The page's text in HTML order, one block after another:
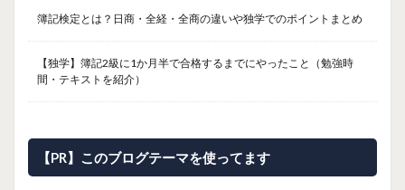
簿記検定とは？日商・全経・全商の違いや独学でのポイントまとめ
【独学】簿記2級に1か月半で合格するまでにやったこと（勉強時
間・テキストを紹介）
【PR】このブログテーマを使ってます